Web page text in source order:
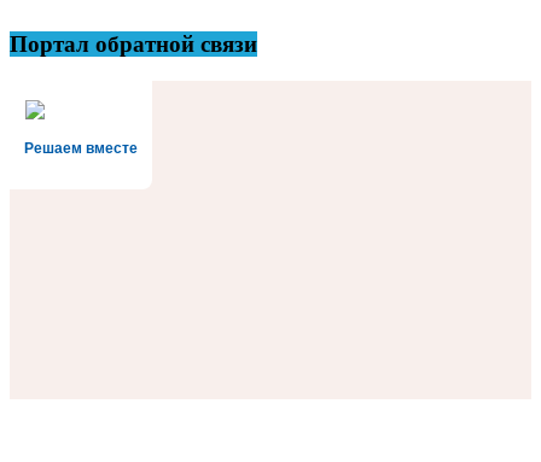
Портал обратной связи
Решаем вместе